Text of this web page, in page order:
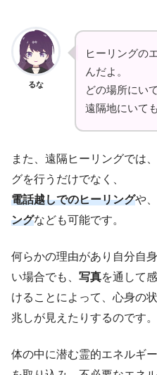
るな
ヒーリングの
んだよ。
どの場所にい
遠隔地にいて
また、遠隔ヒーリングでは
グを行うだけでなく、
電話越しでのヒーリングや、
ングなども可能です。
何らかの理由があり自分自
い場合でも、 写真を通して
けることによって、心身の
兆しが見えたりするのです。
体の中に潜む霊的エネルギ